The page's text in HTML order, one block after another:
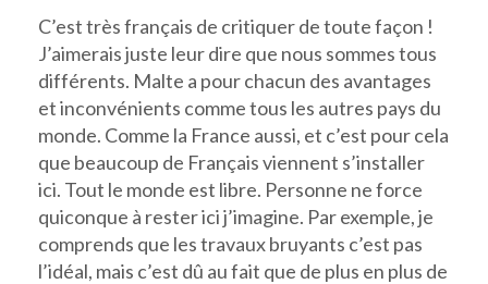
C’est très français de critiquer de toute façon !
J’aimerais juste leur dire que nous sommes tous
différents. Malte a pour chacun des avantages
et inconvénients comme tous les autres pays du
monde. Comme la France aussi, et c’est pour cela
que beaucoup de Français viennent s’installer
ici. Tout le monde est libre. Personne ne force
quiconque à rester ici j’imagine. Par exemple, je
comprends que les travaux bruyants c’est pas
l’idéal, mais c’est dû au fait que de plus en plus de